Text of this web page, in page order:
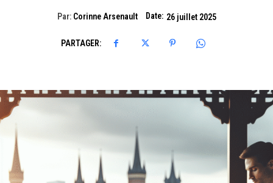
Par: Corinne Arsenault Date: 26 juillet 2025
PARTAGER: